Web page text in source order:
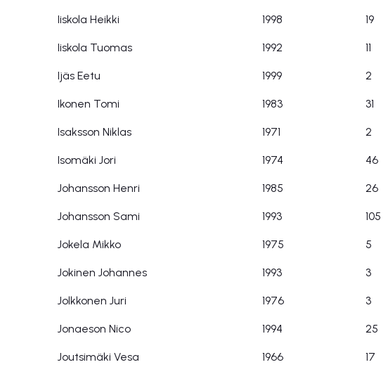
Iiskola Heikki 1998 19
Iiskola Tuomas 1992 11
Ijäs Eetu 1999 2
Ikonen Tomi 1983 31
Isaksson Niklas 1971 2
Isomäki Jori 1974 46
Johansson Henri 1985 26
Johansson Sami 1993 105
Jokela Mikko 1975 5
Jokinen Johannes 1993 3
Jolkkonen Juri 1976 3
Jonaeson Nico 1994 25
Joutsimäki Vesa 1966 17